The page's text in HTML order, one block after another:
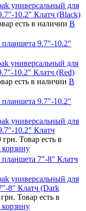
универсальный для
10.2" Клатч (Black)
есть в наличии В
планшета 9.7"-10.2"
универсальный для
10.2" Клатч (Red)
есть в наличии В
планшета 9.7"-10.2"
универсальный для
10.2" Клатч
грн. Товар есть в
планшета 7"-8" Клатч
универсальный для
8" Клатч (Dark
Товар есть в